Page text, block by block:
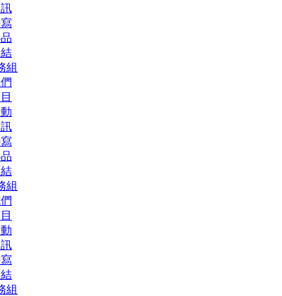
組
組
組